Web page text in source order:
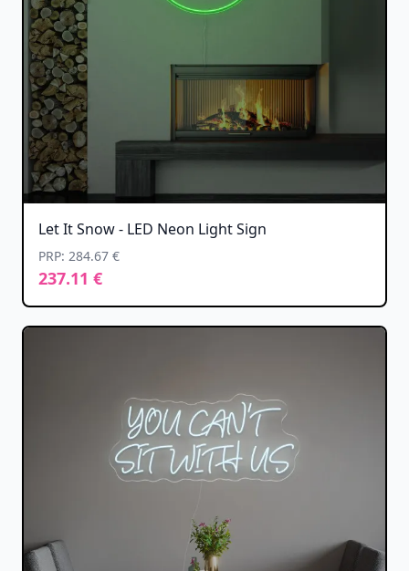
Let It Snow - LED Neon Light Sign
PRP: 284.67 €
237.11 €